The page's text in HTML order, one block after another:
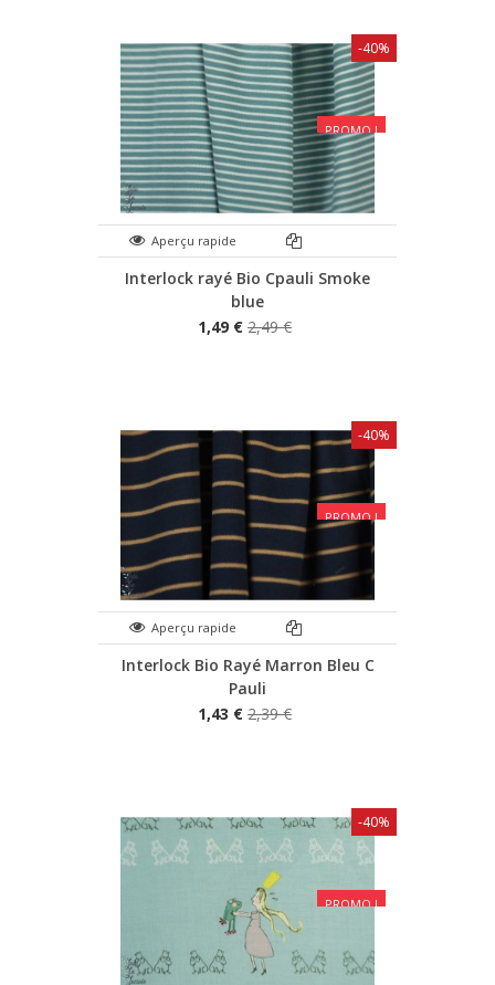
PROMO !
Aperçu rapide
Interlock rayé Bio Cpauli Smoke
blue
1,49 € 2,49 €
-40%
PROMO !
Aperçu rapide
Interlock Bio Rayé Marron Bleu C
Pauli
1,43 € 2,39 €
-40%
PROMO !
-40%